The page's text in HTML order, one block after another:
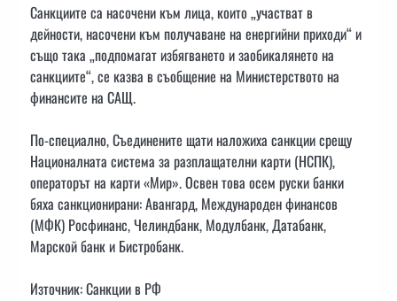
Санкциите са насочени към лица, които „участват в
дейности, насочени към получаване на енергийни приходи“ и
също така „подпомагат избягването и заобикалянето на
санкциите“, се казва в съобщение на Министерството на
финансите на САЩ.
По-специално, Съединените щати наложиха санкции срещу
Националната система за разплащателни карти (НСПК),
операторът на карти «Мир». Освен това осем руски банки
бяха санкционирани: Авангард, Международен финансов
(МФК) Росфинанс, Челиндбанк, Модулбанк, Датабанк,
Марской банк и Бистробанк.
Източник: Санкции в РФ